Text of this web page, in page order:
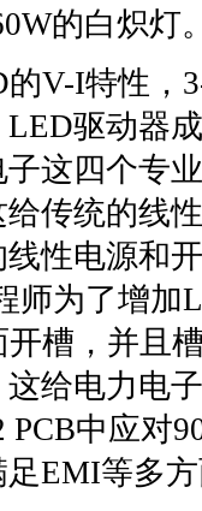
的白炽灯
V-I特性，
驱动器
这四个专
传统的线
性电源和
师为了增加
开槽，并且
给电力电
PCB中应对
EMI等多